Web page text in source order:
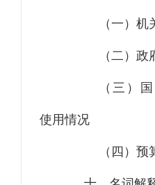
（一）
（二）
（三）
使用情况
（四）